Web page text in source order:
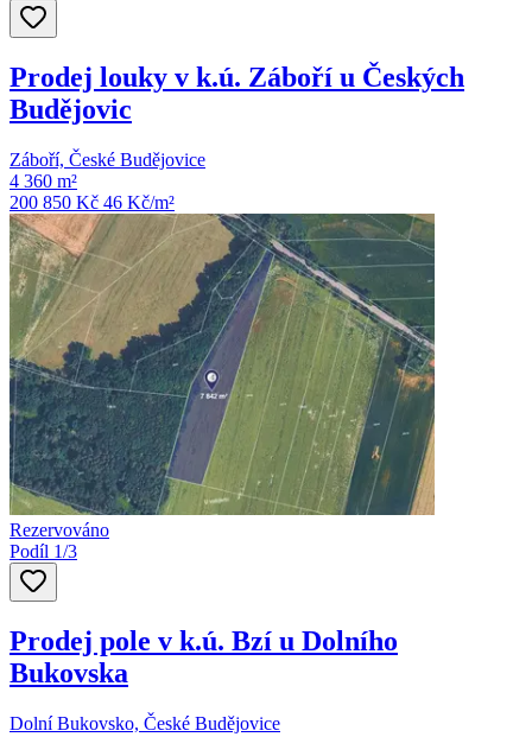
Prodej louky v k.ú. Záboří u Českých
Budějovic
Záboří, České Budějovice
4 360 m²
200 850 Kč 46 Kč/m²
Rezervováno
Podíl 1/3
Prodej pole v k.ú. Bzí u Dolního
Bukovska
Dolní Bukovsko, České Budějovice